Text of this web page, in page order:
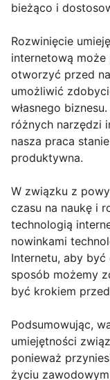
bieżąco i
Rozwinięcie
internetową
otworzyć przed
umożliwić
własnego
różnych narzędzi
nasza praca
produktywna.
W związku z
czasu na naukę i
technologią
nowinkami
Internetu, aby być
sposób możemy
być krokiem
Podsumowując,
umiejętności
ponieważ
życiu